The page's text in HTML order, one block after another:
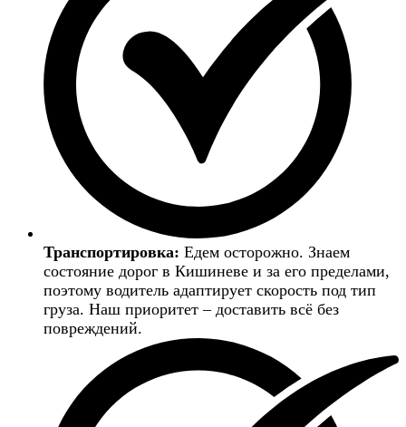
Транспортировка: Едем осторожно. Знаем
состояние дорог в Кишиневе и за его пределами,
поэтому водитель адаптирует скорость под тип
груза. Наш приоритет – доставить всё без
повреждений.